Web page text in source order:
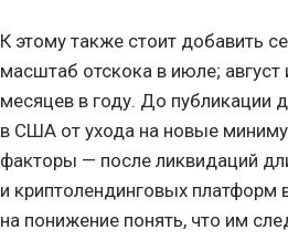
К этому также стоит добавить
масштаб отскока в июле;
месяцев в году. До публикации
в США от ухода на новые
факторы — после ликвидаций
и криптолендинговых
на понижение понять, что им